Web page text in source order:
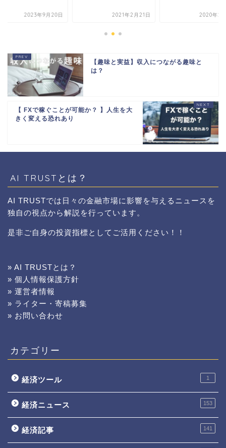
2023年9月20日 2021年2月21日 2020年2
【趣味と実益】収入につながる趣味と
は？
【 FXで稼ぐことが可能か？ 】人生を大
きく変える恐れあり
AI TRUSTとは？
AI TRUSTでは日々の金融市場に影響を与えるニュースを
独自の視点から解説を行っています。
是非ご自身の投資指標としてご活用ください！！
» AI TRUSTとは？
» 個人情報保護方針
» 運営者情報
» ライター・寄稿募集
» お問い合わせ
カテゴリー
経済ツール 1
経済ニュース 153
経済記事 141